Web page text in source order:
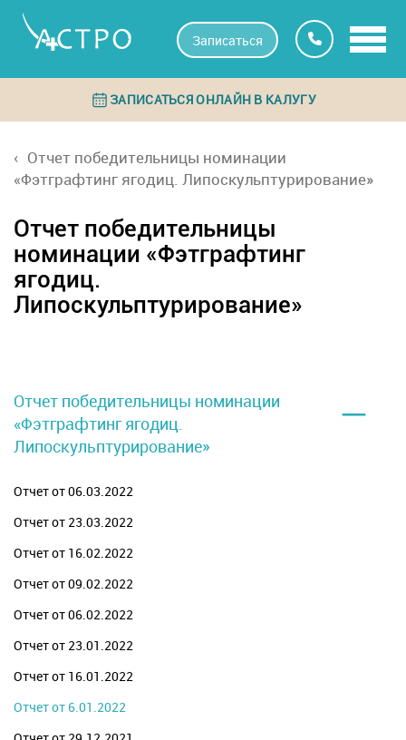
Записаться
ЗАПИСАТЬСЯ ОНЛАЙН В КАЛУГУ
Отчет победительницы номинации
«Фэтграфтинг ягодиц. Липоскульптурирование»
Отчет победительницы
номинации «Фэтграфтинг
ягодиц.
Липоскульптурирование»
Отчет победительницы номинации
«Фэтграфтинг ягодиц.
Липоскульптурирование»
–
Отчет от 06.03.2022
Отчет от 23.03.2022
Отчет от 16.02.2022
Отчет от 09.02.2022
Отчет от 06.02.2022
Отчет от 23.01.2022
Отчет от 16.01.2022
Отчет от 6.01.2022